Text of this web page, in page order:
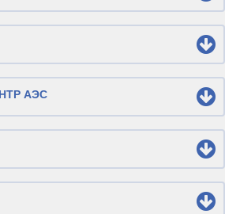
АЭС